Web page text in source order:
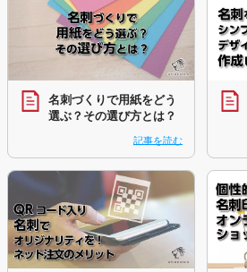
名刺づくりで用紙をどう
選ぶ？その選び方とは？
記事を読む